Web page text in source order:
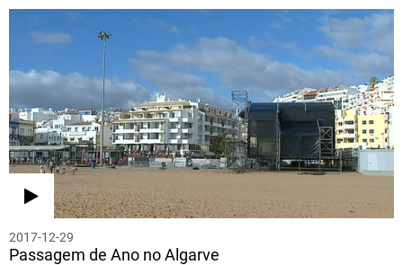
2017-12-29
Passagem de Ano no Algarve